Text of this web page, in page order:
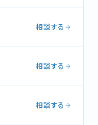
相談する
相談する
相談する